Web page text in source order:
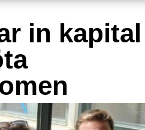
in kapital